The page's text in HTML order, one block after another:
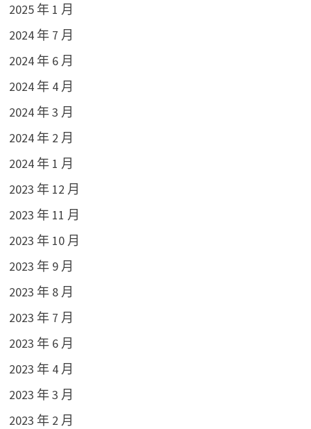
2025 年 1 月
2024 年 7 月
2024 年 6 月
2024 年 4 月
2024 年 3 月
2024 年 2 月
2024 年 1 月
2023 年 12 月
2023 年 11 月
2023 年 10 月
2023 年 9 月
2023 年 8 月
2023 年 7 月
2023 年 6 月
2023 年 4 月
2023 年 3 月
2023 年 2 月